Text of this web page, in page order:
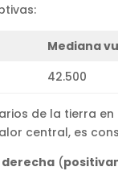
Mediana
42.500
de la tierra
central, es
derecha (